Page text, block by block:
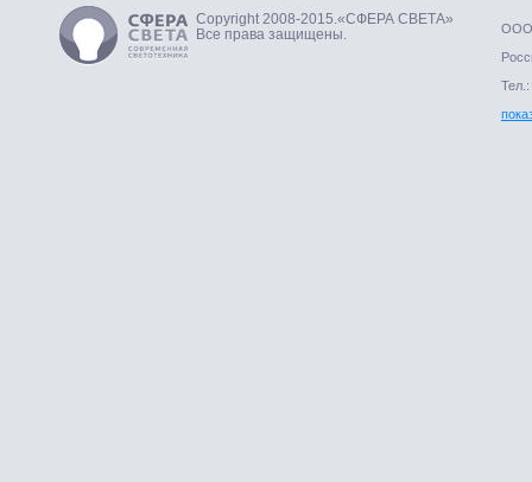
Copyright 2008-2015.«СФЕРА СВЕТА»
Все права защищены.
ООО